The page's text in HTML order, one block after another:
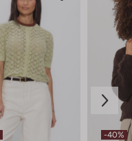
-40%